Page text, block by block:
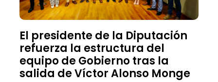
El presidente de la Diputación
refuerza la estructura del
equipo de Gobierno tras la
salida de Víctor Alonso Monge